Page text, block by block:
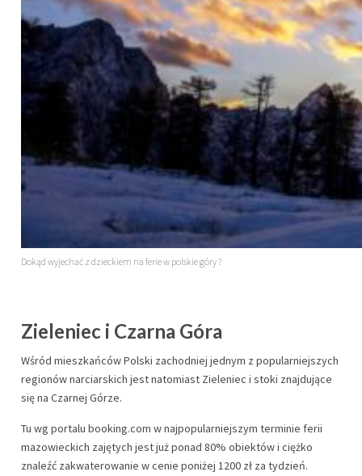
Dokąd wyjechać z dzieckiem na ferie w polskie góry ?
Zieleniec i Czarna Góra
Wśród mieszkańców Polski zachodniej jednym z popularniejszych
regionów narciarskich jest natomiast Zieleniec i stoki znajdujące
się na Czarnej Górze.
Tu wg portalu booking.com w najpopularniejszym terminie ferii
mazowieckich zajętych jest już ponad 80% obiektów i ciężko
znaleźć zakwaterowanie w cenie poniżej 1200 zł za tydzień.